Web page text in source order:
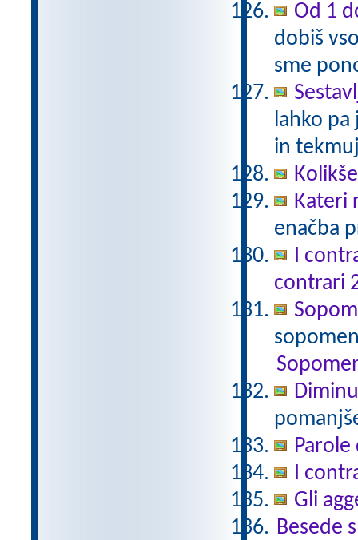
Od 1
dobiš
sme
lahko
in
Kateri
enačba
I
contrari
Parole
I
Gli
Besede